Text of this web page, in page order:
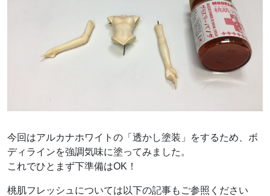
今回はアルカナホワイトの「透かし塗装」をするため、ボ
ディラインを強調気味に塗ってみました。
これでひとまず下準備はOK！
桃肌フレッシュについては以下の記事もご参照ください